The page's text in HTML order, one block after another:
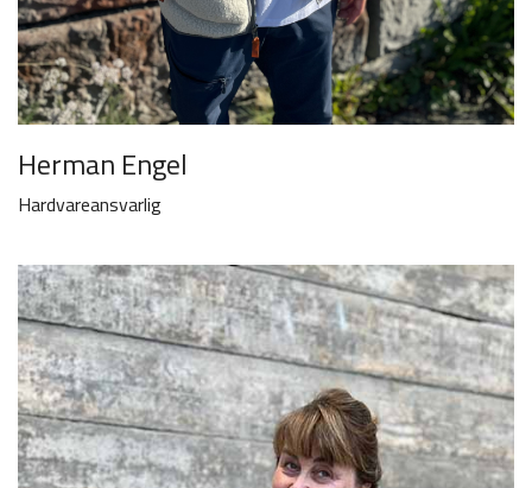
Herman Engel
Hardvareansvarlig